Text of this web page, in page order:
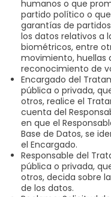
humanos o que
partido político o
garantías de
los datos relativos a
biométricos, entre
movimiento, huellas
reconocimiento de
Encargado del
pública o privada,
otros, realice el
cuenta del
en que el
Base de Datos, se
el Encargado.
Responsable del
pública o privada,
otros, decida sobre
de los datos.